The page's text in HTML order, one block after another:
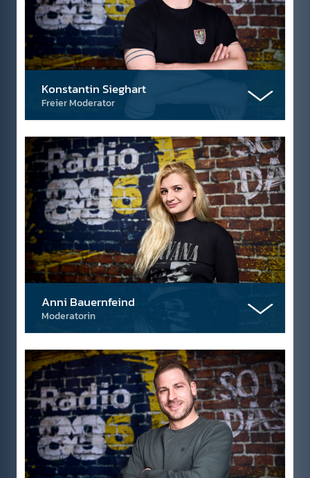
Konstantin Sieghart
Freier Moderator
Anni Bauernfeind
Moderatorin